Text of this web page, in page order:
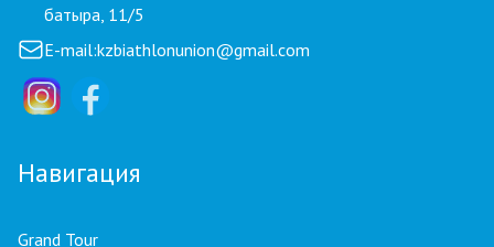
батыра, 11/5
E-mail:kzbiathlonunion@gmail.com
Навигация
Grand Tour